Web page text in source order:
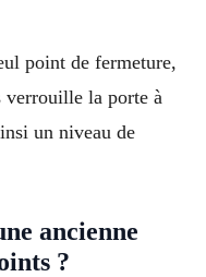
point de fermeture,
verrouille la porte à
un niveau de
ancienne
?